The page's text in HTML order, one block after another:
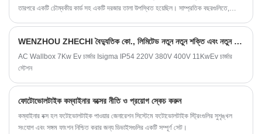
তারপরে একটি চৌম্বকীয় কার্ড সহ একটি দরজার তালা উপস্থিত হয়েছিল। সাম্প্রতিক বছরগুলিতে,
WENZHOU ZHECHI বৈদ্যুতিক কো., লিমিটেড নতুন নতুন শক্তি এবং নতুন পণ্য উন্নত করেছে
AC Wallbox 7Kw Ev চার্জার Isigma IP54 220V 380V 400V 11KwEv চার্জার
স্টেশন
ফোটোভোলটাইক কম্বাইনার বক্সের নীতি ও প্রয়োগ স্কেচ করুন
কম্বাইনার বক্স হল ফটোভোলটাইক পাওয়ার জেনারেশন সিস্টেমে ফটোভোলটাইক স্ট্রিংগুলির সুশৃঙ্খল
সংযোগ এবং সঙ্গম ফাংশন নিশ্চিত করার জন্য ডিভাইসগুলির একটি সম্পূর্ণ সেট।